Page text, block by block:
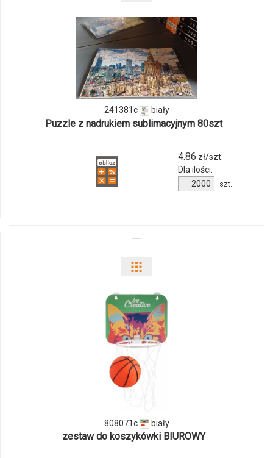
odmiany
ilości
produktu
241381c
241381c biały
Puzzle z nadrukiem sublimacyjnym 80szt
4.86 zł/szt.
Dla ilości:
Ilość
produktu
szt.
odmiany
i
ilości
produktu
808071c biały
zestaw do koszykówki BIUROWY